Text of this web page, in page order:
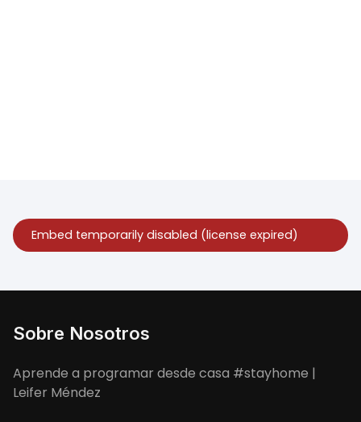
Sobre Nosotros
Aprende a programar desde casa #stayhome |
Leifer Méndez